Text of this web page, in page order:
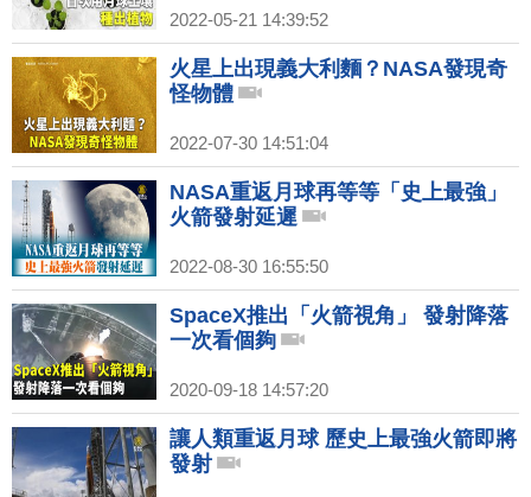
2022-05-21 14:39:52
火星上出現義大利麵？NASA發現奇
怪物體
2022-07-30 14:51:04
NASA重返月球再等等「史上最強」
火箭發射延遲
2022-08-30 16:55:50
SpaceX推出「火箭視角」 發射降落
一次看個夠
2020-09-18 14:57:20
讓人類重返月球 歷史上最強火箭即將
發射